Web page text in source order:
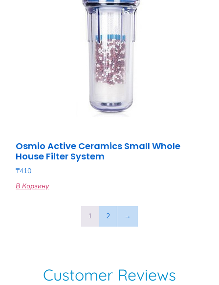
Osmio Active Ceramics Small Whole
House Filter System
₸410
В Корзину
1 2 →
Customer Reviews